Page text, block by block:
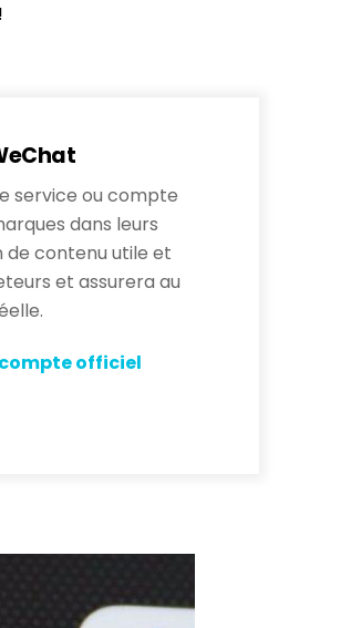
service ou compte
dans leurs
de contenu utile et
et assurera au
officiel